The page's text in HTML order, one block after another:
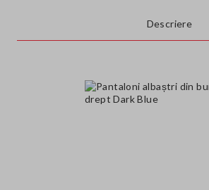
Descriere